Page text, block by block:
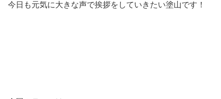
今日も元気に大きな声で挨拶をしていきたい塗山です！